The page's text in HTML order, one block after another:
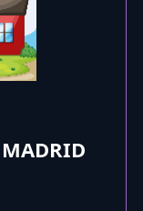
MADRID